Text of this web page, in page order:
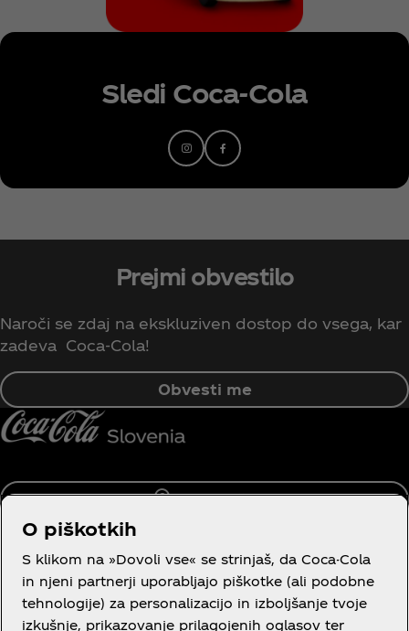
Sledi Coca‑Cola
Prejmi obvestilo
Naroči se zdaj na ekskluziven dostop do vsega, kar
zadeva Coca‑Cola!
Obvesti me
Slovenija
Več o nas
O piškotkih
S klikom na »Dovoli vse« se strinjaš, da Coca-Cola
in njeni partnerji uporabljajo piškotke (ali podobne
tehnologije) za personalizacijo in izboljšanje tvoje
izkušnje, prikazovanje prilagojenih oglasov ter